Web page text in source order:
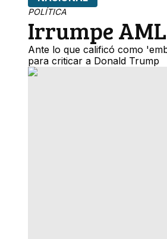
POLÍTICA
Irrumpe
Ante lo que calificó como
para criticar a Donald Trump